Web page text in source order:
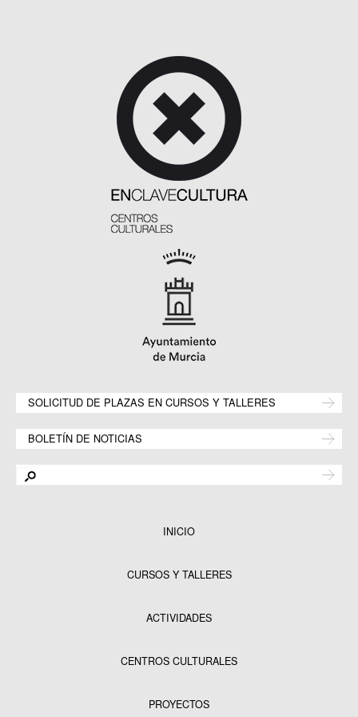
SOLICITUD DE PLAZAS EN CURSOS Y TALLERES
BOLETÍN DE NOTICIAS
INICIO
CURSOS Y TALLERES
ACTIVIDADES
CENTROS CULTURALES
PROYECTOS